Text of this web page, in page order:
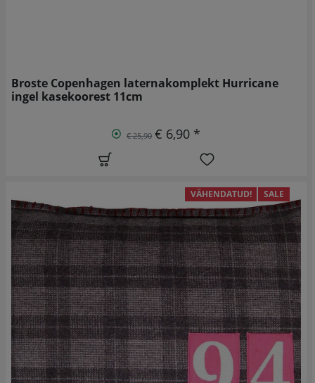
Broste Copenhagen laternakomplekt Hurricane
ingel kasekoorest 11cm
€ 25,90 € 6,90 *
VÄHENDATUD! SALE